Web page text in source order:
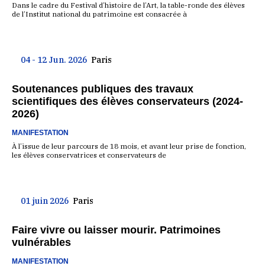
Dans le cadre du Festival d’histoire de l’Art, la table-ronde des élèves
de l’Institut national du patrimoine est consacrée à
04 - 12 Jun. 2026 Paris
Soutenances publiques des travaux
scientifiques des élèves conservateurs (2024-
2026)
MANIFESTATION
À l’issue de leur parcours de 18 mois, et avant leur prise de fonction,
les élèves conservatrices et conservateurs de
01 juin 2026 Paris
Faire vivre ou laisser mourir. Patrimoines
vulnérables
MANIFESTATION